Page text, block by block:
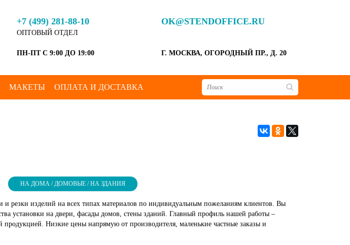
+7 (499) 281-88-10
ОПТОВЫЙ ОТДЕЛ
ПН-ПТ С 9:00 ДО 19:00
OK@STENDOFFICE.RU
Г. МОСКВА, ОГОРОДНЫЙ ПР., Д. 20
МАКЕТЫ ОПЛАТА И ДОСТАВКА
НА ДОМА / ДОМОВЫЕ / НА ЗДАНИЯ
и резки изделий на всех типах материалов по индивидуальным пожеланиям клиентов. Вы
установки на двери, фасады домов, стены зданий. Главный профиль нашей работы –
Низкие цены напрямую от производителя, маленькие частные заказы и